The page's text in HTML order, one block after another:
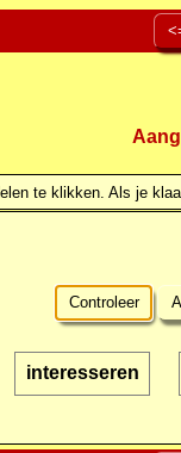
te klikken. Als je
Controleer
interesseren